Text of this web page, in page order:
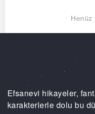
Henüz
Efsanevi hikayeler,
karakterlerle dolu bu